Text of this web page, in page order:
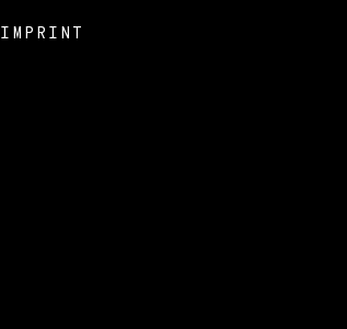
IMPRINT